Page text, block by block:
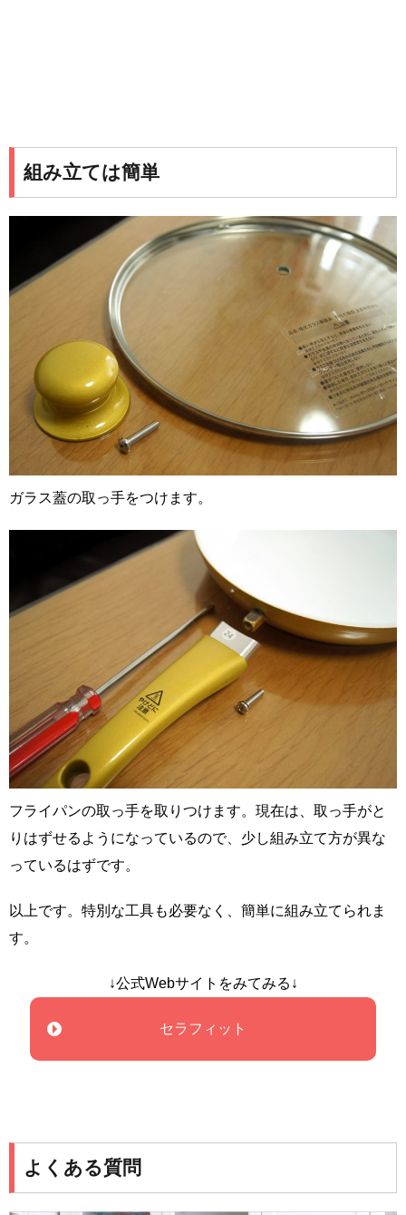
組み立ては簡単
ガラス蓋の取っ手をつけます。
フライパンの取っ手を取りつけます。現在は、取っ手がと
りはずせるようになっているので、少し組み立て方が異な
っているはずです。
以上です。特別な工具も必要なく、簡単に組み立てられま
す。
↓公式Webサイトをみてみる↓
セラフィット
よくある質問